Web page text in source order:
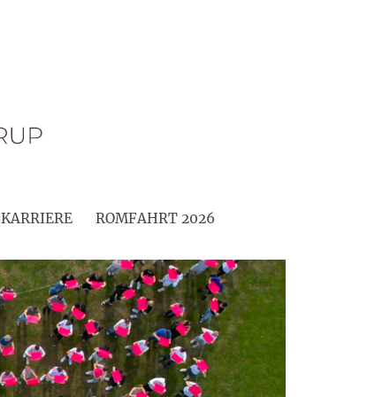
KARRIERE ROMFAHRT 2026